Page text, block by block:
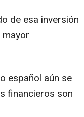
de esa inversión
español aún se
financieros son